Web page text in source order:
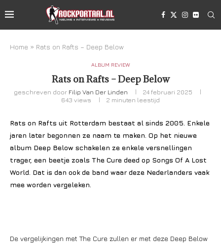
Home » Rats on Rafts – Deep Below
ALBUM REVIEW
Rats on Rafts – Deep Below
geschreven door Filip Van Der Linden
24 februari 2025
643 views 2 minuten leestijd
Rats on Rafts uit Rotterdam bestaat al sinds 2005. Enkele
jaren later begonnen ze naam te maken. Op het nieuwe
album Deep Below schakelen ze enkele versnellingen
trager, een beetje zoals The Cure deed op Songs Of A Lost
World. Dat is dan ook de band waar deze Nederlanders vaak
mee worden vergeleken.
De vergelijkingen met The Cure zullen er met deze Deep Below